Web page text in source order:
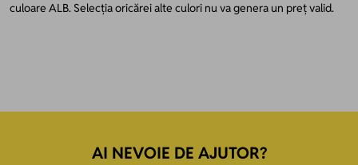
culoare ALB. Selecția oricărei alte culori nu va genera un preț valid.
AI NEVOIE DE AJUTOR?